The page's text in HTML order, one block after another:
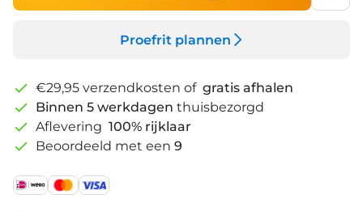
Proefrit plannen
€29,95 verzendkosten of gratis afhalen
Binnen 5 werkdagen thuisbezorgd
Aflevering 100% rijklaar
Beoordeeld met een 9